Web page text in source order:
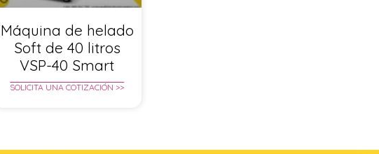
Máquina de helado
Soft de 40 litros
VSP-40 Smart
SOLICITA UNA COTIZACIÓN >>